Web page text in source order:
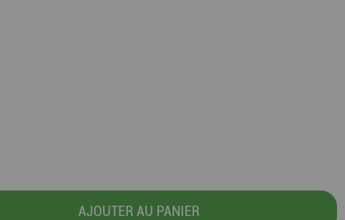
AJOUTER AU PANIER